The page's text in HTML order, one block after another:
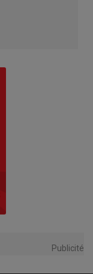
Publicité